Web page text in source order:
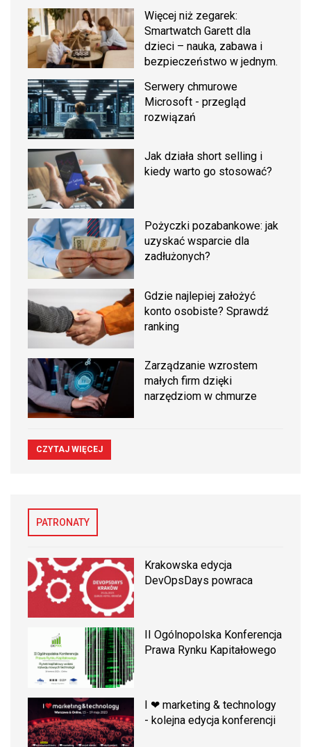
Więcej niż zegarek:
Smartwatch Garett dla
dzieci – nauka, zabawa i
bezpieczeństwo w jednym.
Serwery chmurowe
Microsoft - przegląd
rozwiązań
Jak działa short selling i
kiedy warto go stosować?
Pożyczki pozabankowe: jak
uzyskać wsparcie dla
zadłużonych?
Gdzie najlepiej założyć
konto osobiste? Sprawdź
ranking
Zarządzanie wzrostem
małych firm dzięki
narzędziom w chmurze
CZYTAJ WIĘCEJ
PATRONATY
Krakowska edycja
DevOpsDays powraca
II Ogólnopolska Konferencja
Prawa Rynku Kapitałowego
I ❤ marketing & technology
- kolejna edycja konferencji